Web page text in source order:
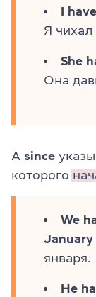
I
Я чихал
She
Она
А since
которого
We
January
января.
He